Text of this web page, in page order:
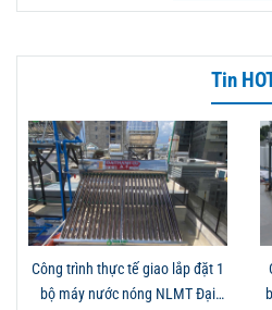
Tin
Công trình thực tế giao lắp đặt 1
bộ máy nước nóng NLMT Đại